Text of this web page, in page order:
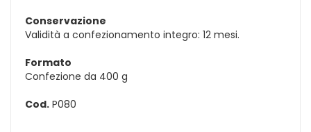
Conservazione
Validità a confezionamento integro: 12 mesi.
Formato
Confezione da 400 g
Cod. P080